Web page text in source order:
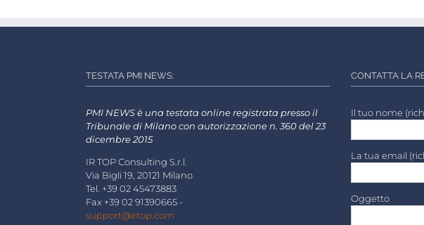
TESTATA PMI NEWS:
PMI NEWS è una testata online registrata presso il
Tribunale di Milano con autorizzazione n. 360 del 23
dicembre 2015
IR TOP Consulting S.r.l.
Via Bigli 19, 20121 Milano
Tel. +39 02 45473883
Fax +39 02 91390665 -
support@irtop.com
CONTATTA LA
Il tuo nome
La tua email
Oggetto